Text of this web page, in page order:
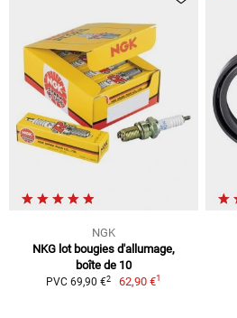
NGK
NKG lot bougies d'allumage,
boîte de 10
PVC 69,90 €2 62,90 €1